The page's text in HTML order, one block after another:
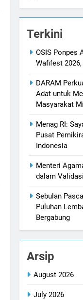
Terkini
OSIS Ponpes
Wafifest
DARAM
Adat untuk
Masyarakat
Menag RI:
Pusat
Indonesia
Menteri
dalam
Sebulan
Puluhan
Bergabung
Arsip
August 2026
July 2026